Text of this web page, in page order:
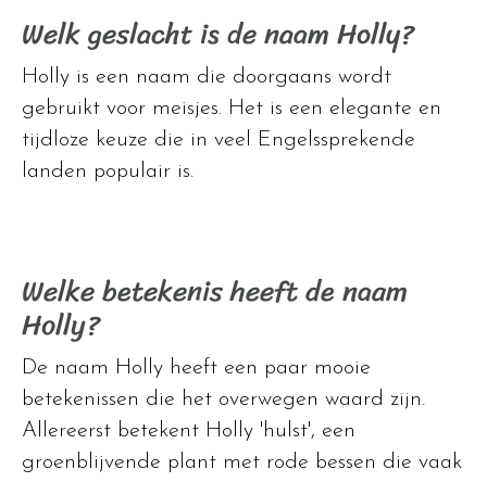
Welk geslacht is de naam Holly?
Holly is een naam die doorgaans wordt
gebruikt voor meisjes. Het is een elegante en
tijdloze keuze die in veel Engelssprekende
landen populair is.
Welke betekenis heeft de naam
Holly?
De naam Holly heeft een paar mooie
betekenissen die het overwegen waard zijn.
Allereerst betekent Holly 'hulst', een
groenblijvende plant met rode bessen die vaak